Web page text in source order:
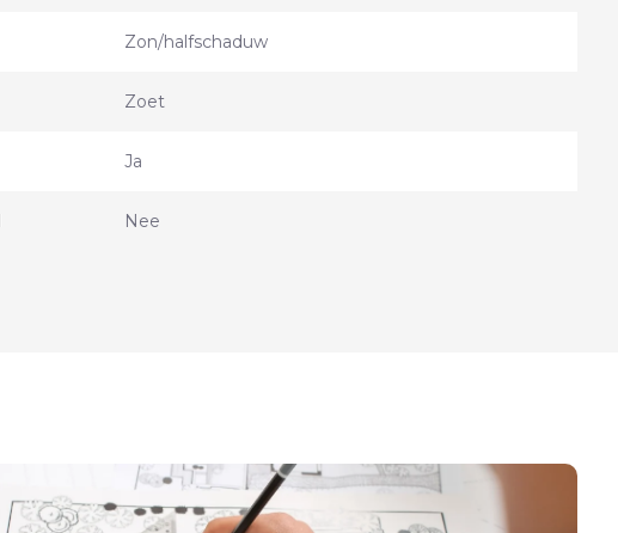
Zon/halfschaduw
Zoet
Ja
Nee